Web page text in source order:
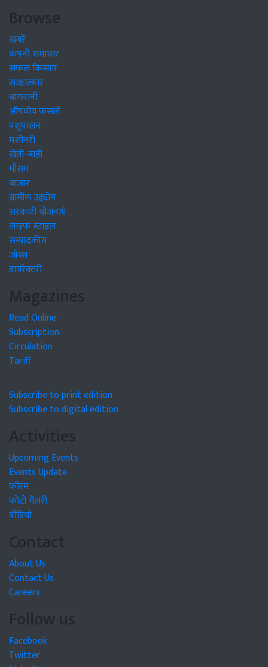
Browse
खबरें
कंपनी समाचार
सफल किसान
साक्षात्कार
बागवानी
औषधीय फसलें
पशुपालन
मशीनरी
खेती-बाड़ी
मौसम
बाजार
ग्रामीण उद्द्योग
सरकारी योजनाएं
लाइफ स्टाइल
सम्पादकीय
जॉब्स
डायरेक्टरी
Magazines
Read Online
Subscription
Circulation
Tariff
Subscribe to print edition
Subscribe to digital edition
Activities
Upcoming Events
Events Update
फोरम
फोटो गैलरी
वीडियो
Contact
About Us
Contact Us
Careers
Follow us
Facebook
Twitter